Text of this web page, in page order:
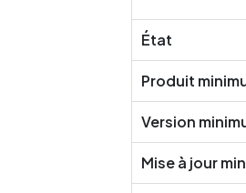
État
Produit
Version
Mise à jour